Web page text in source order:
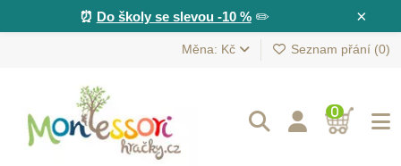
×
⏰ Do školy se slevou -10 %✏️
Měna: Kč Seznam přání (0)
0